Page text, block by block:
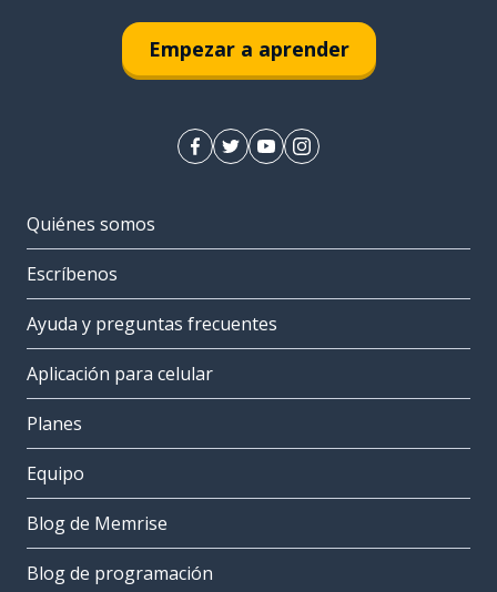
Empezar a aprender
Quiénes somos
Escríbenos
Ayuda y preguntas frecuentes
Aplicación para celular
Planes
Equipo
Blog de Memrise
Blog de programación